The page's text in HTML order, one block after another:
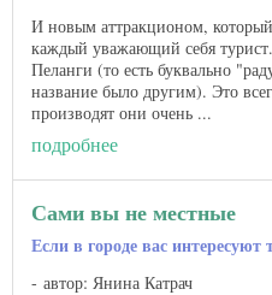
И новым аттракционом,
каждый уважающий себя
Пеланги (то есть буквально
название было другим). Это
производят они очень ...
подробнее
Сами вы не местные
Если в городе вас интересуют
автор: Янина Катрач